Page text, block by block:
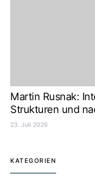
Martin Rusnak:
Strukturen und
23. Juli 2026
KATEGORIEN